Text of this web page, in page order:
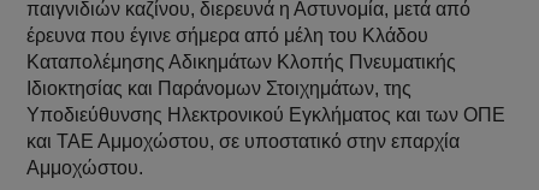
παιγνιδιών καζίνου, διερευνά η Αστυνομία, μετά από
έρευνα που έγινε σήμερα από μέλη του Κλάδου
Καταπολέμησης Αδικημάτων Κλοπής Πνευματικής
Ιδιοκτησίας και Παράνομων Στοιχημάτων, της
Υποδιεύθυνσης Ηλεκτρονικού Εγκλήματος και των ΟΠΕ
και ΤΑΕ Αμμοχώστου, σε υποστατικό στην επαρχία
Αμμοχώστου.